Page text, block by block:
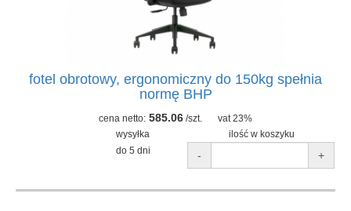
fotel obrotowy, ergonomiczny do 150kg spełnia
normę BHP
cena netto: 585.06 /szt.
vat 23%
wysyłka
ilość w koszyku
do 5 dni
- +